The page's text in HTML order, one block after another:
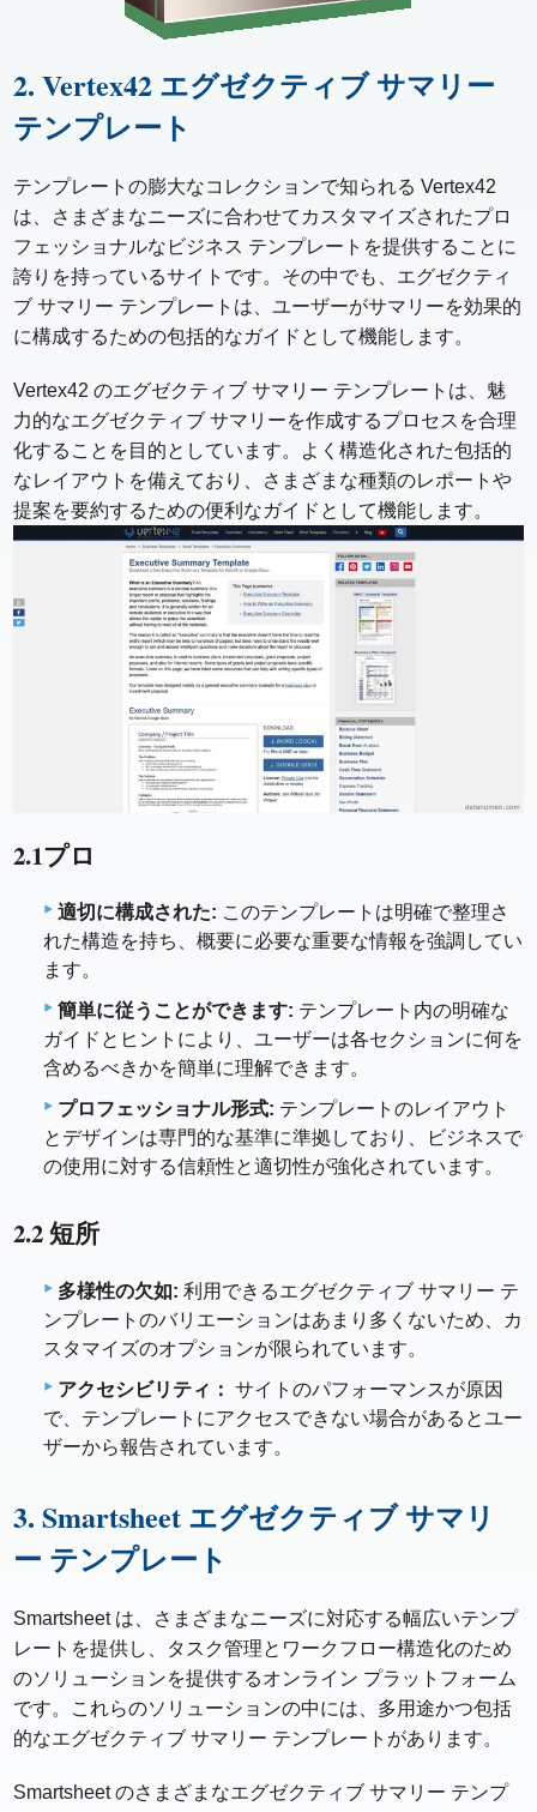
2. Vertex42 エグゼクティブ サマリー
テンプレート
テンプレートの膨大なコレクションで知られる Vertex42
は、さまざまなニーズに合わせてカスタマイズされたプロ
フェッショナルなビジネス テンプレートを提供することに
誇りを持っているサイトです。その中でも、エグゼクティ
ブ サマリー テンプレートは、ユーザーがサマリーを効果的
に構成するための包括的なガイドとして機能します。
Vertex42 のエグゼクティブ サマリー テンプレートは、魅
力的なエグゼクティブ サマリーを作成するプロセスを合理
化することを目的としています。よく構造化された包括的
なレイアウトを備えており、さまざまな種類のレポートや
提案を要約するための便利なガイドとして機能します。
2.1プロ
適切に構成された: このテンプレートは明確で整理さ
れた構造を持ち、概要に必要な重要な情報を強調してい
ます。
簡単に従うことができます: テンプレート内の明確な
ガイドとヒントにより、ユーザーは各セクションに何を
含めるべきかを簡単に理解できます。
プロフェッショナル形式: テンプレートのレイアウト
とデザインは専門的な基準に準拠しており、ビジネスで
の使用に対する信頼性と適切性が強化されています。
2.2 短所
多様性の欠如: 利用できるエグゼクティブ サマリー テ
ンプレートのバリエーションはあまり多くないため、カ
スタマイズのオプションが限られています。
アクセシビリティ： サイトのパフォーマンスが原因
で、テンプレートにアクセスできない場合があるとユー
ザーから報告されています。
3. Smartsheet エグゼクティブ サマリ
ー テンプレート
Smartsheet は、さまざまなニーズに対応する幅広いテンプ
レートを提供し、タスク管理とワークフロー構造化のため
のソリューションを提供するオンライン プラットフォーム
です。これらのソリューションの中には、多用途かつ包括
的なエグゼクティブ サマリー テンプレートがあります。
Smartsheet のさまざまなエグゼクティブ サマリー テンプ